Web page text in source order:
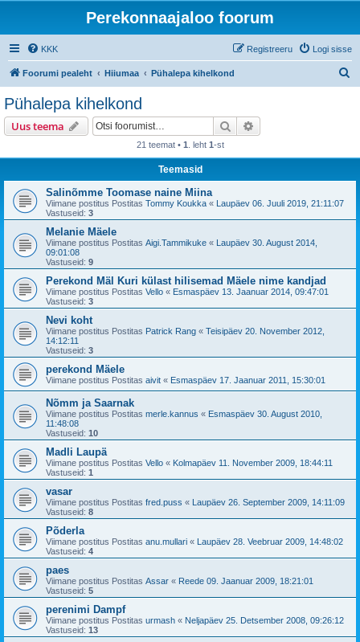
Perekonnaajaloo foorum
KKK Logi sisse
Registreeru
Foorumi pealeht Hiiumaa Pühalepa kihelkond
Pühalepa kihelkond
Uus teema Otsi
21 teemat • 1 . leht 1-st
Teemasid
Salinõmme Toomase naine Miina
Viimane postitus Postitas Tommy Koukka « Laupäev 06. Juuli 2019, 21:11:07
Vastuseid: 3
Melanie Mäele
Viimane postitus Postitas Aigi.Tammikuke « Laupäev 30. August 2014,
09:01:08
Vastuseid: 9
Perekond Mäl Kuri külast hilisemad Mäele nime kandjad
Viimane postitus Postitas Vello « Esmaspäev 13. Jaanuar 2014, 09:47:01
Vastuseid: 3
Nevi koht
Viimane postitus Postitas Patrick Rang « Teisipäev 20. November 2012,
14:12:11
Vastuseid: 3
perekond Mäele
Viimane postitus Postitas aivit « Esmaspäev 17. Jaanuar 2011, 15:30:01
Nõmm ja Saarnak
Viimane postitus Postitas merle.kannus « Esmaspäev 30. August 2010,
11:48:08
Vastuseid: 10
Madli Laupä
Viimane postitus Postitas Vello « Kolmapäev 11. November 2009, 18:44:11
Vastuseid: 1
vasar
Viimane postitus Postitas fred.puss « Laupäev 26. September 2009, 14:11:09
Vastuseid: 8
Põderla
Viimane postitus Postitas anu.mullari « Laupäev 28. Veebruar 2009, 14:48:02
Vastuseid: 4
paes
Viimane postitus Postitas Assar « Reede 09. Jaanuar 2009, 18:21:01
Vastuseid: 5
perenimi Dampf
Viimane postitus Postitas urmash « Neljapäev 25. Detsember 2008, 09:26:12
Vastuseid: 13